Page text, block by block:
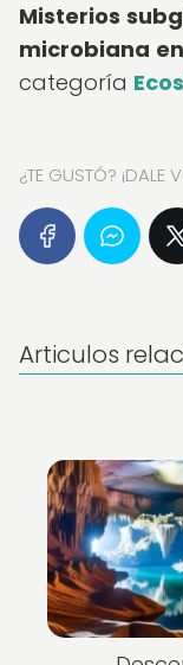
Misterios
microbiana
categoría
¿TE GUSTÓ? ¡DALE
Articulos